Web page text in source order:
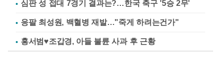
심판 성 접대 7경기 결과는?…한국 축구 '5승 2무'
응팔 최성원, 백혈병 재발…"죽게 하려는건가"
홍서범♥조갑경, 아들 불륜 사과 후 근황